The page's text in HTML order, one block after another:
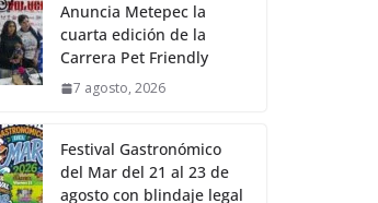
Anuncia Metepec la
cuarta edición de la
Carrera Pet Friendly
7 agosto, 2026
Festival Gastronómico
del Mar del 21 al 23 de
agosto con blindaje legal